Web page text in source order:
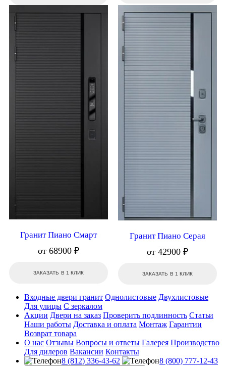
Гранит Пиано Смарт
от 68900 ₽
ЗАКАЗАТЬ В 1 КЛИК
Гранит Пиано Серая
от 42900 ₽
ЗАКАЗАТЬ В 1 КЛИК
Входные двери гранит Однолистовые Двухлистовые
Для улицы С зеркалом
Акции Двери на заказ Проверить подлинность Статьи
Наши работы Доставка и оплата Монтаж Гарантии
Возврат товара
О нас Отзывы Вопросы и ответы Галерея Производство
Для дилеров Вакансии Контакты
8 (812) 336-43-62
8 (800) 777-12-43